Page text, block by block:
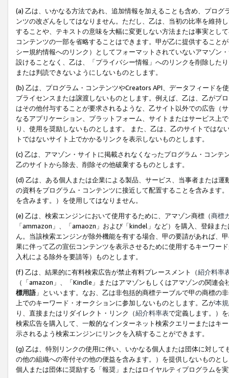
(a) 乙は、いかなる方法であれ、追加情報を加えることも含め、プロ
ンツの改ざんをしてはなりません。ただし、乙は、当初の比率を維持
することや、テキストの意味を大幅に変更しない方法または事実とし
コンテンツの一部を省略することはできます。甲が乙に提供すること
シー規約情報へのリンク）としてフォーマットされていないアマゾン
設けることなく、乙は、「プライバシー情報」へのリンクを削除した
または判読できないようにしないものとします。
(b) 乙は、プログラム・コンテンツやCreators API、データフィード
ブライセンスまたは譲渡しないものとします。例えば、乙は、乙がプ
はその他付与することが要求されるような、乙サイト以外での広告（
なるアプリケーション、プラットフォーム、サイトまたはサービス上
り、使用を奨励しないものとします。 また、乙は、乙のサイトでは
トではないサイト上でかかるリンクを表示しないものとします。
(c) 乙は、アマゾン・サイトに掲載されなくなったプログラム・コン
乙のサイトから除去、削除その他破棄するものとします。
(d) 乙は、ある個人または企業による製品、サービス、当事者または
の資料をプログラム・コンテンツに接近して配置することを含みます
を含みます。）を使用してはなりません。
(e) 乙は、検索エンジンにおいて使用するために、アマゾン商標（商標
「ammazon」、「amaozn」および「kindel」など）を購入、登録ま
ん。当該検索エンジンが除外機能を有する場合、甲の要請があれば、
果に伴って乙の宣伝コンテンツを表示させるために使用するキーワー
入札による除外を要請等）ものとします。
(f) 乙は、結果的に有料検索広告が禁止有料プレースメント（紹介料率
（「amazon」、「Kindle」またはアマゾンもしくはアマゾンの関連
標用語」といいます。なお、乙は非包括的商標テーブルで甲の商標の
上でのキーワード・オークションに参加しないものとします。乙が本
り、直接またはリダイレクト・リンク（紹介料率表で定義します。）
検索広告を購入して、一般的なインターネット検索クエリーまたはキ
示されるよう検索エンジンにリンクを入稿することができます。
(g) 乙は、特別リンクの使用に伴い、いかなる個人または団体に対し
の他の組織への寄付その他の便益を含みます。）を提供しないものと
個人または団体に奨励する「報奨」またはロイヤルティプログラムを